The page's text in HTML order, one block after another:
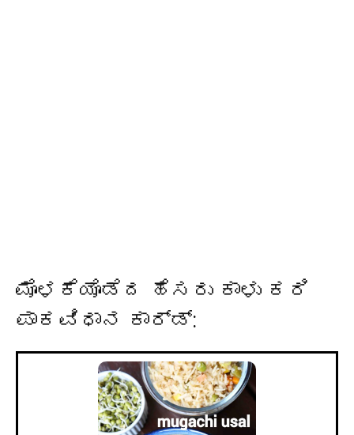
ಮೊಳಕೆಯೊಡೆದ ಹೆಸರು ಕಾಳು ಕರಿ
ಪಾಕವಿಧಾನ ಕಾರ್ಡ್: